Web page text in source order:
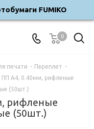
FUMIKO
0
печати - Переплет -
А4, 0.40мм, рифленые
(50шт.)
рифленые
(50шт.)